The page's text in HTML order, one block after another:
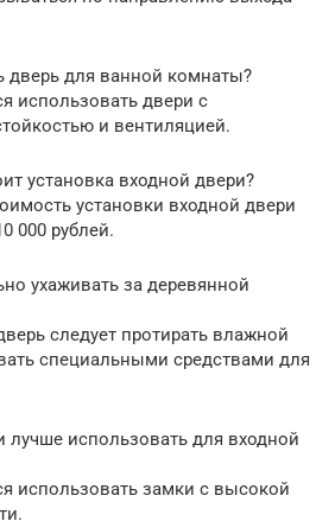
дверь для ванной комнаты?
использовать двери с
и вентиляцией.
установка входной двери?
установки входной двери
000 рублей.
ухаживать за деревянной
следует протирать влажной
специальными средствами для
лучше использовать для входной
использовать замки с высокой